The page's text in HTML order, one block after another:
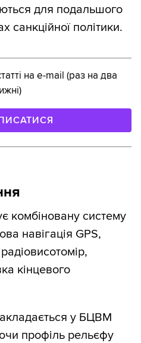
для подальшого
політики.
на e-mail (раз на два
комбіновану систему
навігація GPS,
кінцевого
у БЦВМ
профіль рельєфу